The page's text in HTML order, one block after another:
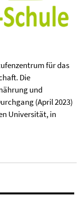
für das
Die
und
(April 2023)
Universität, in